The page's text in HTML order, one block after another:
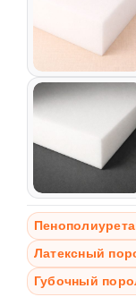
Латексный
Губочный